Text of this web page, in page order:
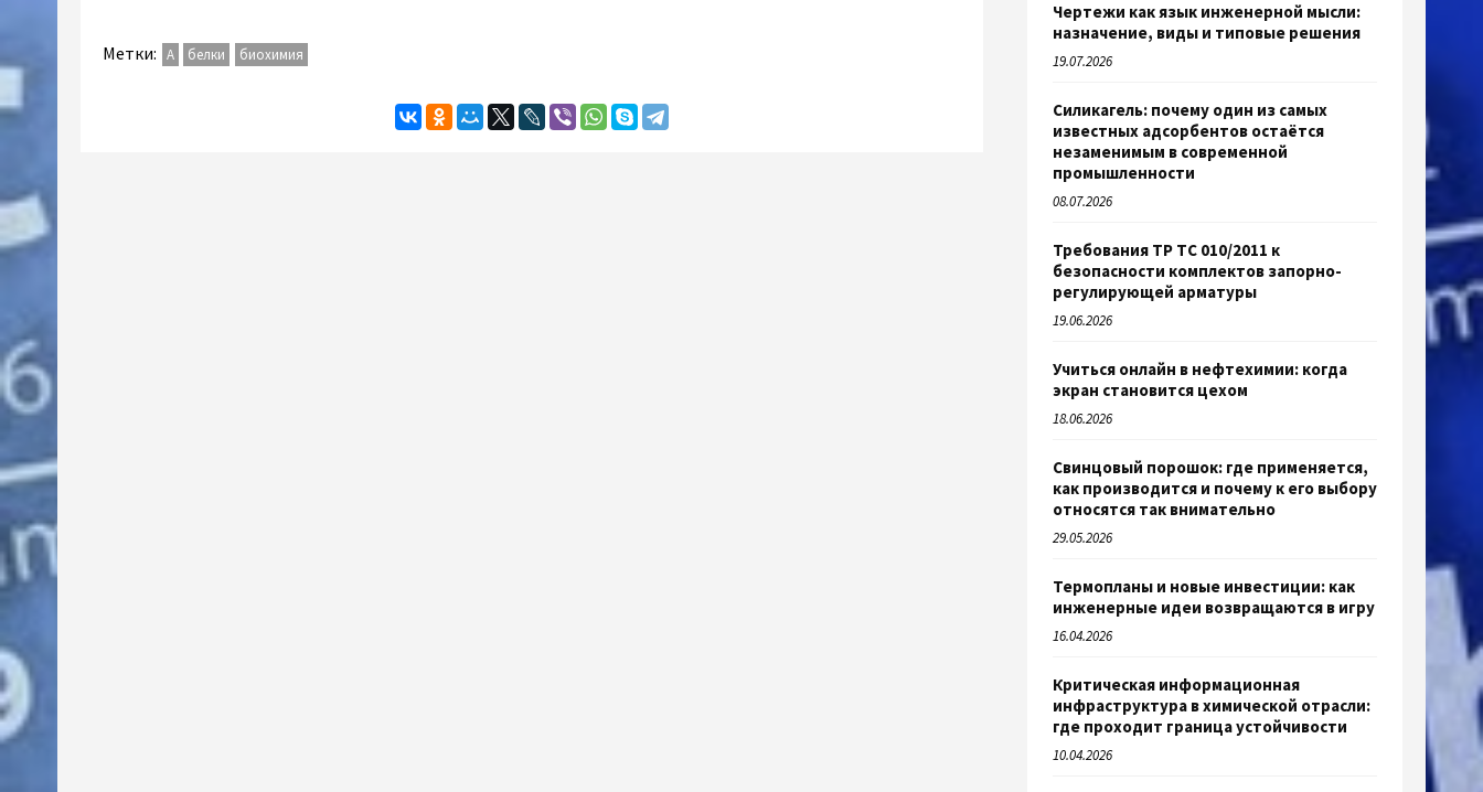
Метки: А белки биохимия
Чертежи как язык инженерной мысли:
назначение, виды и типовые решения
19.07.2026
Силикагель: почему один из самых
известных адсорбентов остаётся
незаменимым в современной
промышленности
08.07.2026
Требования ТР ТС 010/2011 к
безопасности комплектов запорно-
регулирующей арматуры
19.06.2026
Учиться онлайн в нефтехимии: когда
экран становится цехом
18.06.2026
Свинцовый порошок: где применяется,
как производится и почему к его выбору
относятся так внимательно
29.05.2026
Термопланы и новые инвестиции: как
инженерные идеи возвращаются в игру
16.04.2026
Критическая информационная
инфраструктура в химической отрасли:
где проходит граница устойчивости
10.04.2026